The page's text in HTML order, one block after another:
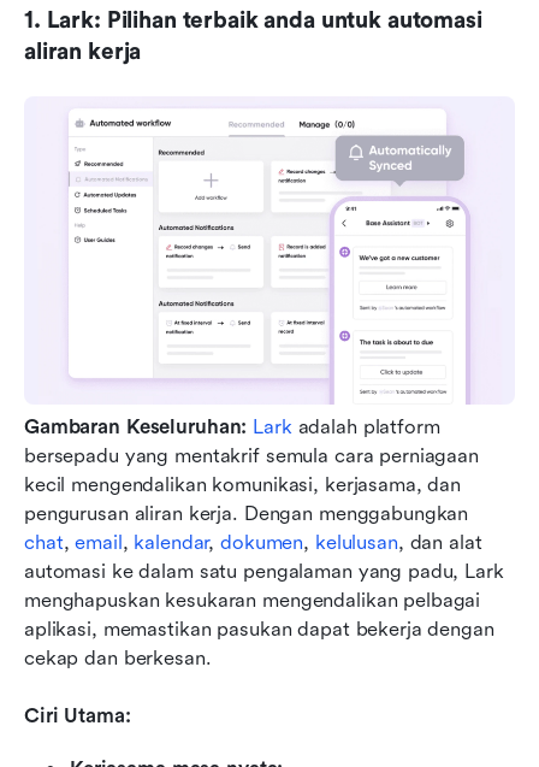
1. Lark: Pilihan terbaik anda untuk automasi
aliran kerja
Gambaran Keseluruhan: Lark adalah platform
bersepadu yang mentakrif semula cara perniagaan
kecil mengendalikan komunikasi, kerjasama, dan
chat, email, kalendar, dokumen, kelulusan, dan alat
automasi ke dalam satu pengalaman yang padu, Lark
menghapuskan kesukaran mengendalikan pelbagai
aplikasi, memastikan pasukan dapat bekerja dengan
cekap dan berkesan.
Ciri Utama: